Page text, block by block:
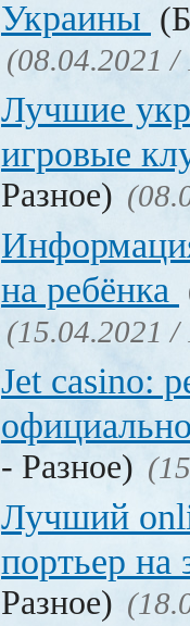
Украины
(08.04.2021 /
Лучшие
игровые
Разное)
на ребёнка
(15.04.2021 /
Jet casino:
- Разное)
Лучший
портьер на
Разное)